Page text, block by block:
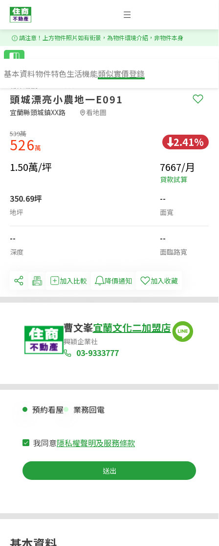
基本資料物件特色生活機能類似實價登錄
請注意！上方物件照片如有街景，為物件環境介紹，非物件本身
頭城漂亮小農地一E091
宜蘭縣頭城鎮XX路​ 看地圖
539萬
526萬
2.41%
1.50萬/坪
7667/月
貸款試算
350.69坪
地坪
--
面寬
--
深度
--
面臨路寬
加入比較 降價通知 加入收藏
曹文峯宜蘭文化二加盟店
興穎企業社
03-9333777
預約看屋 業務回電
我同意隱私權聲明及服務條款
送出